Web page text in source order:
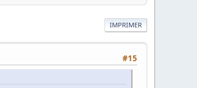
IMPRIMER
#15